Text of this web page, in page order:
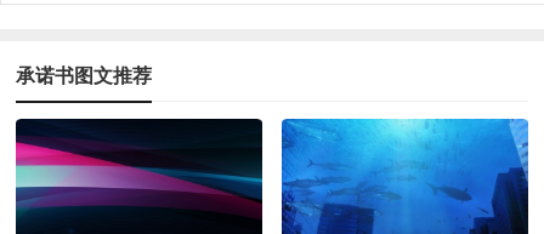
承诺书图文推荐